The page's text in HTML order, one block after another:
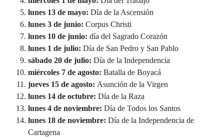
lunes 13 de mayo: Día de la Ascensión
lunes 3 de junio: Corpus Christi
lunes 10 de junio: día del Sagrado Corazón
lunes 1 de julio: Día de San Pedro y San Pablo
sábado 20 de julio: Día de la Independencia
miércoles 7 de agosto: Batalla de Boyacá
jueves 15 de agosto: Asunción de la Virgen
lunes 14 de octubre: Día de la Raza
lunes 4 de noviembre: Día de Todos los Santos
lunes 18 de noviembre: Día de la Independencia de
Cartagena